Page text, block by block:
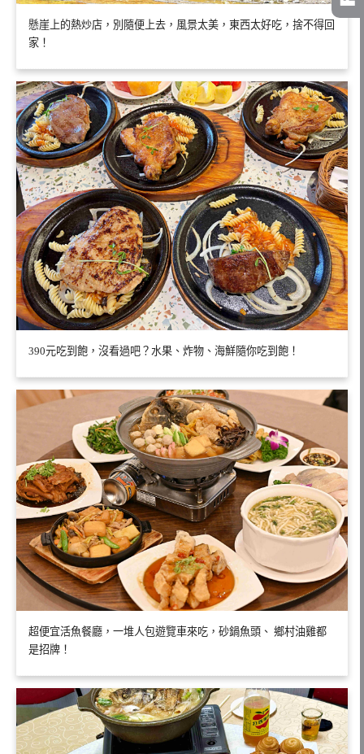
懸崖上的熱炒店，別隨便上去，風景太美，東西太好吃，捨不得回
家！
390元吃到飽，沒看過吧？水果、炸物、海鮮隨你吃到飽！
超便宜活魚餐廳，一堆人包遊覽車來吃，砂鍋魚頭、 鄉村油雞都
是招牌！